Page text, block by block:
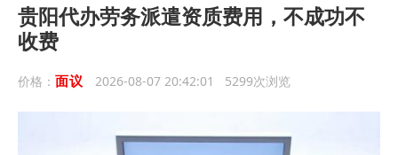
贵阳代办劳务派遣资质费用，不成功不
收费
价格： 面议 2026-08-07 20:42:01 5299次浏览